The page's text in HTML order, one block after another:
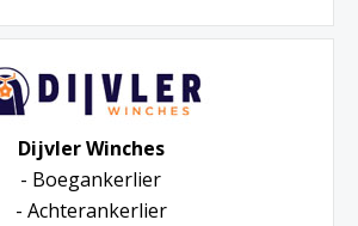
Dijvler Winches
- Boegankerlier
- Achterankerlier